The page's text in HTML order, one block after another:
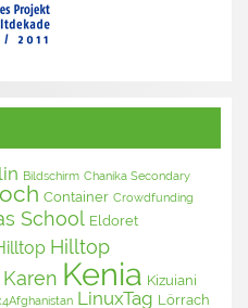
Bildschirm Chanika Secondary
Container Crowdfunding
School Eldoret
Hilltop
Karen Kenia Kizuiani
LinuxTag Lörrach